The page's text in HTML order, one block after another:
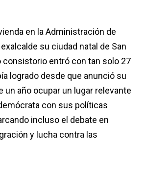
en la Administración de
su ciudad natal de San
consistorio entró con tan solo 27
logrado desde que anunció su
un año ocupar un lugar relevante
con sus políticas
incluso el debate en
y lucha contra las